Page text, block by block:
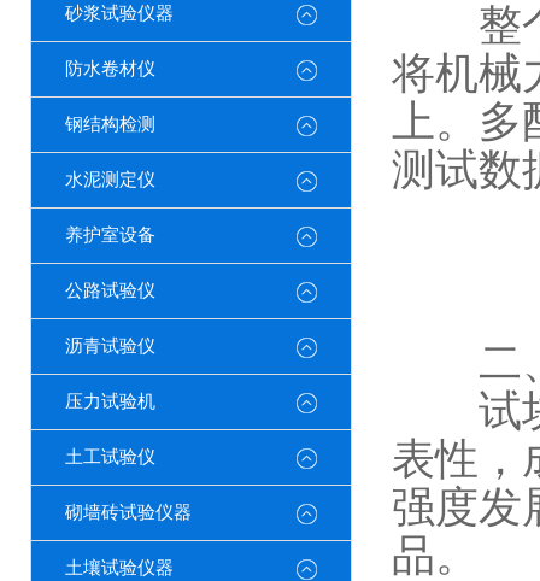
砂浆试验仪器
防水卷材仪
钢结构检测
水泥测定仪
养护室设备
公路试验仪
沥青试验仪
压力试验机
土工试验仪
砌墙砖试验仪器
土壤试验仪器
整个
将机械
上。多
测试数
二、
试块
表性，
强度发
品。